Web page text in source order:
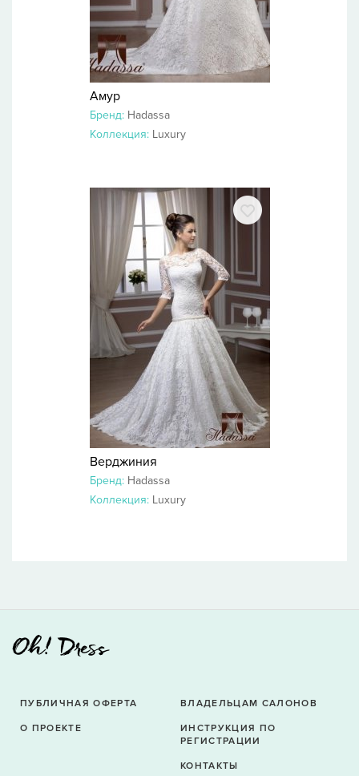
Амур
Бренд: Hadassa
Коллекция: Luxury
Верджиния
Бренд: Hadassa
Коллекция: Luxury
ПУБЛИЧНАЯ ОФЕРТА
О ПРОЕКТЕ
ВЛАДЕЛЬЦАМ САЛОНОВ
ИНСТРУКЦИЯ ПО
РЕГИСТРАЦИИ
КОНТАКТЫ